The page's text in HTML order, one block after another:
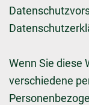
Wenn Sie diese
verschiedene